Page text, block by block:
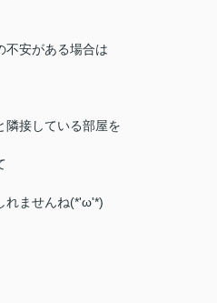
不安がある場合は
隣接している部屋を
れませんね(*'ω'*)